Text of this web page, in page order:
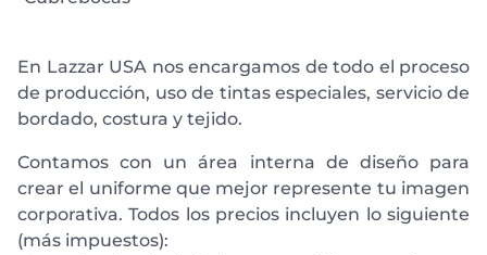
En Lazzar USA nos encargamos de todo el proceso
de producción, uso de tintas especiales, servicio de
bordado, costura y tejido.
Contamos con un área interna de diseño para
crear el uniforme que mejor represente tu imagen
corporativa. Todos los precios incluyen lo siguiente
(más impuestos):